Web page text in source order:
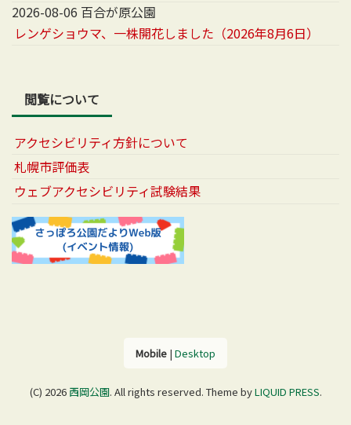
2026-08-06 百合が原公園
レンゲショウマ、一株開花しました（2026年8月6日）
閲覧について
アクセシビリティ方針について
札幌市評価表
ウェブアクセシビリティ試験結果
Mobile | Desktop
(C) 2026 西岡公園. All rights reserved. Theme byLIQUID PRESS.